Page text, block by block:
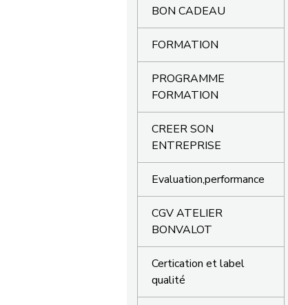
BON CADEAU
FORMATION
PROGRAMME
FORMATION
CREER SON
ENTREPRISE
Evaluation,performance
CGV ATELIER
BONVALOT
Certication et label
qualité